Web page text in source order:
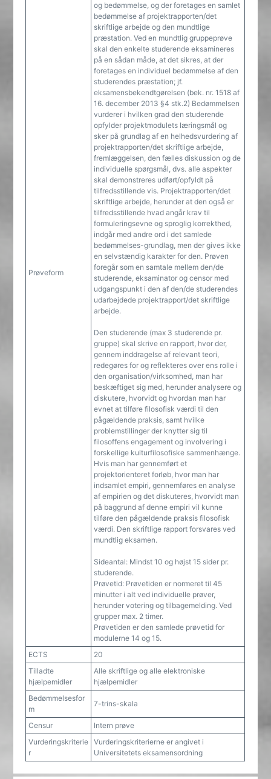
Prøveform
og bedømmelse, og der foretages en samlet
bedømmelse af projektrapporten/det
skriftlige arbejde og den mundtlige
præstation. Ved en mundtlig gruppeprøve
skal den enkelte studerende eksamineres
på en sådan måde, at det sikres, at der
foretages en individuel bedømmelse af den
studerendes præstation; jf.
eksamensbekendtgørelsen (bek. nr. 1518 af
16. december 2013 §4 stk.2) Bedømmelsen
vurderer i hvilken grad den studerende
opfylder projektmodulets læringsmål og
sker på grundlag af en helhedsvurdering af
projektrapporten/det skriftlige arbejde,
fremlæggelsen, den fælles diskussion og de
individuelle spørgsmål, dvs. alle aspekter
skal demonstreres udført/opfyldt på
tilfredsstillende vis. Projektrapporten/det
skriftlige arbejde, herunder at den også er
tilfredsstillende hvad angår krav til
formuleringsevne og sproglig korrekthed,
indgår med andre ord i det samlede
bedømmelses-grundlag, men der gives ikke
en selvstændig karakter for den. Prøven
foregår som en samtale mellem den/de
studerende, eksaminator og censor med
udgangspunkt i den af den/de studerendes
udarbejdede projektrapport/det skriftlige
arbejde.
Den studerende (max 3 studerende pr.
gruppe) skal skrive en rapport, hvor der,
gennem inddragelse af relevant teori,
redegøres for og reflekteres over ens rolle i
den organisation/virksomhed, man har
beskæftiget sig med, herunder analysere og
diskutere, hvorvidt og hvordan man har
evnet at tilføre filosofisk værdi til den
pågældende praksis, samt hvilke
problemstillinger der knytter sig til
filosoffens engagement og involvering i
forskellige kulturfilosofiske sammenhænge.
Hvis man har gennemført et
projektorienteret forløb, hvor man har
indsamlet empiri, gennemføres en analyse
af empirien og det diskuteres, hvorvidt man
på baggrund af denne empiri vil kunne
tilføre den pågældende praksis filosofisk
værdi. Den skriftlige rapport forsvares ved
mundtlig eksamen.
Sideantal: Mindst 10 og højst 15 sider pr.
studerende.
Prøvetid: Prøvetiden er normeret til 45
minutter i alt ved individuelle prøver,
herunder votering og tilbagemelding. Ved
grupper max. 2 timer.
Prøvetiden er den samlede prøvetid for
modulerne 14 og 15.
ECTS
20
Tilladte
hjælpemidler
Alle skriftlige og alle elektroniske
hjælpemidler
Bedømmelsesfor
m
7-trins-skala
Censur
Intern prøve
Vurderingskriterie
r
Vurderingskriterierne er angivet i
Universitetets eksamensordning